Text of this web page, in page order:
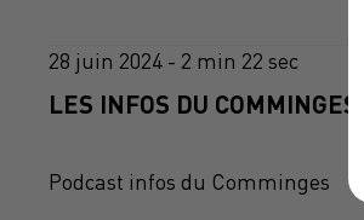
28 juin 2024 - 2 min 22 sec
LES INFOS DU
Podcast infos du Comminges